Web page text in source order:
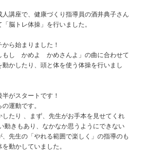
講座で、健康づくり指導員の酒井典子さん
脳トレ体操」を行いました。
ら始まりました！
もし かめよ かめさんよ」の曲に合わせて
かしたり、頭と体を使う体操を行いまし
がスタートです！
運動です。
たり 、まず、先生がお手本を見せてくれ
動きもあり、なかなか思うようにできない
先生の「やれる範囲で楽しく」の指導のも
動かしていました。